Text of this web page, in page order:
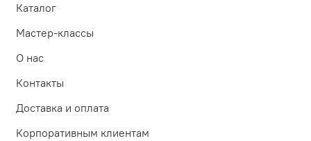
Каталог
Мастер-классы
О нас
Контакты
Доставка и оплата
Корпоративным клиентам